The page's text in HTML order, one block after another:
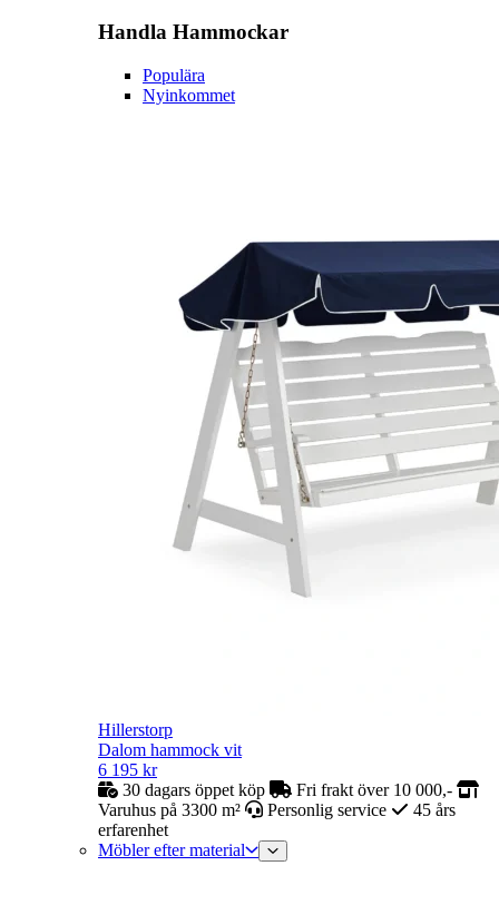
Handla Hammockar
Populära
Nyinkommet
Hillerstorp
Dalom hammock vit
6 195 kr
30 dagars öppet köp
Fri frakt över 10 000,-
Varuhus på 3300 m²
Personlig service
45 års
erfarenhet
Möbler efter material